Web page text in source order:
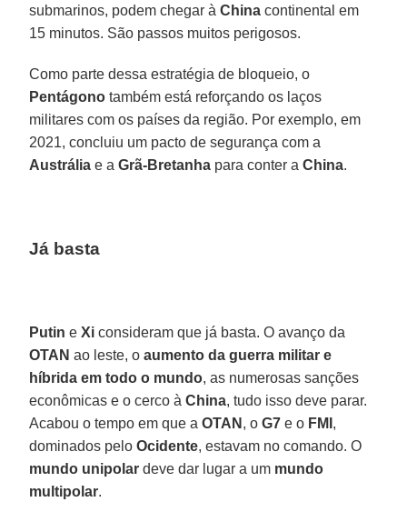
submarinos, podem chegar àChina continental em
15 minutos. São passos muitos perigosos.
Como parte dessa estratégia de bloqueio, o
Pentágono também está reforçando os laços
militares com os países da região. Por exemplo, em
2021, concluiu um pacto de segurança com a
Austrália e aGrã-Bretanha para conter aChina.
Já basta
Putin eXi consideram que já basta. O avanço da
OTAN ao leste, oaumento da guerra militar e
híbrida em todo o mundo, as numerosas sanções
econômicas e o cerco àChina, tudo isso deve parar.
Acabou o tempo em que aOTAN , oG7 e o FMI ,
dominados peloOcidente, estavam no comando. O
mundo unipolar deve dar lugar a um mundo
multipolar.